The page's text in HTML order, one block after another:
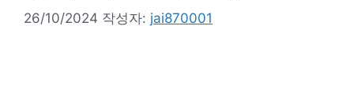
26/10/2024 작성자: jai870001